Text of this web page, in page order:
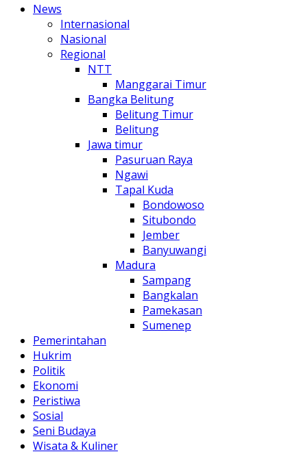
News
Internasional
Nasional
Regional
NTT
Manggarai Timur
Bangka Belitung
Belitung Timur
Belitung
Jawa timur
Pasuruan Raya
Ngawi
Tapal Kuda
Bondowoso
Situbondo
Jember
Banyuwangi
Madura
Sampang
Bangkalan
Pamekasan
Sumenep
Pemerintahan
Hukrim
Politik
Ekonomi
Peristiwa
Sosial
Seni Budaya
Wisata & Kuliner